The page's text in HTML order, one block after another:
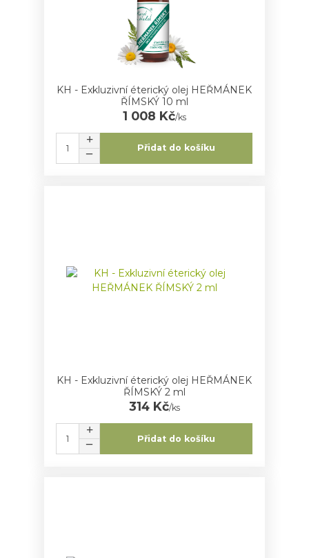
KH - Exkluzivní éterický olej HEŘMÁNEK
ŘÍMSKÝ 10 ml
1 008 Kč/ks
Přidat do košíku
KH - Exkluzivní éterický olej HEŘMÁNEK
ŘÍMSKÝ 2 ml
314 Kč/ks
Přidat do košíku